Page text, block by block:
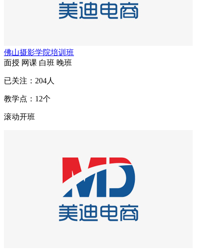
佛山摄影学院培训班
面授 网课 白班 晚班
已关注： 204人
教学点： 12个
滚动开班